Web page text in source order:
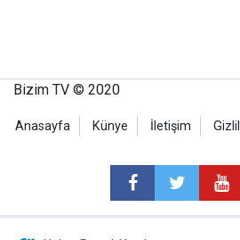
Bizim TV © 2020
Anasayfa Künye İletişim